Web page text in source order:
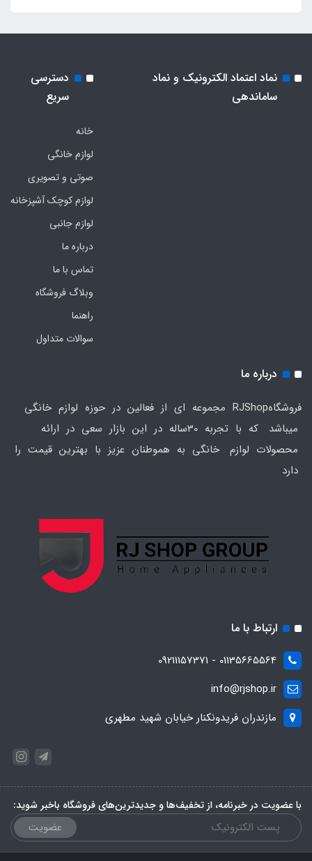
نماد اعتماد الکترونیک و نماد
ساماندهی
دسترسی
سریع
خانه
لوازم خانگی
صوتی و تصویری
لوازم کوچک آشپزخانه
لوازم جانبی
درباره ما
تماس با ما
وبلاگ فروشگاه
راهنما
سوالات متداول
درباره ما
فروشگاهRJShop مجموعه ای از فعالین در حوزه لوازم خانگی
میباشد که با تجربه 30ساله در این بازار سعی در ارائه
محصولات لوازم خانگی به هموطنان عزیز با بهترین قیمت را
دارد
ارتباط با ما
01135665564 - 09211157371
info@rjshop.ir
مازندران فریدونکنار خیابان شهید مطهری
با عضویت در خبرنامه، از تخفیف‌ها و جدیدترین‌های فروشگاه باخبر شوید:
عضویت